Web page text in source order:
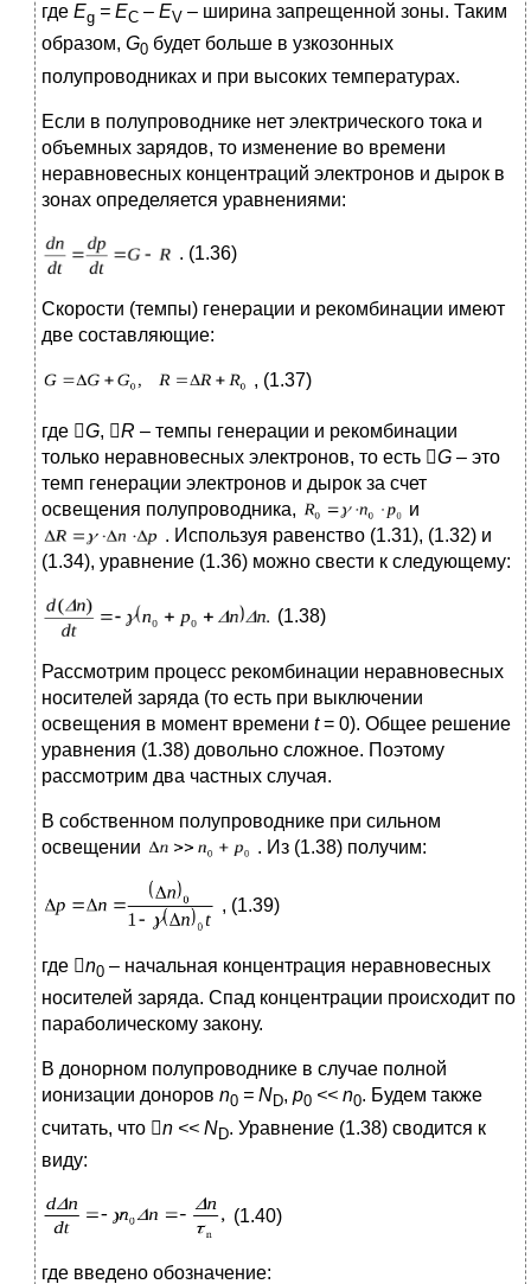
где Eg = EC – EV – ширина запрещенной зоны. Таким
образом, G0 будет больше в узкозонных
полупроводниках и при высоких температурах.
Если в полупроводнике нет электрического тока и
объемных зарядов, то изменение во времени
неравновесных концентраций электронов и дырок в
зонах определяется уравнениями:
. (1.36)
Скорости (темпы) генерации и рекомбинации имеют
две составляющие:
, (1.37)
где G, R – темпы генерации и рекомбинации
только неравновесных электронов, то есть G – это
темп генерации электронов и дырок за счет
освещения полупроводника,
и
. Используя равенство (1.31), (1.32) и
(1.34), уравнение (1.36) можно свести к следующему:
(1.38)
Рассмотрим процесс рекомбинации неравновесных
носителей заряда (то есть при выключении
освещения в момент времени t= 0). Общее решение
уравнения (1.38) довольно сложное. Поэтому
рассмотрим два частных случая.
В собственном полупроводнике при сильном
освещении
. Из (1.38) получим:
, (1.39)
где n0 – начальная концентрация неравновесных
носителей заряда. Спад концентрации происходит по
параболическому закону.
В донорном полупроводнике в случае полной
ионизации доноров n0 = ND, p0 << n0. Будем также
считать, что n << ND. Уравнение (1.38) сводится к
виду:
(1.40)
где введено обозначение: